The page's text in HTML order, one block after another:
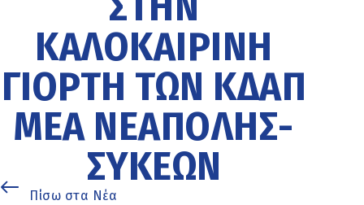
ΚΑΛΟΚΑΙΡΙΝΉ
ΓΙΟΡΤΉ ΤΩΝ ΚΔΑΠ
ΜΕΑ ΝΕΆΠΟΛΗΣ-
ΣΥΚΕΏΝ
Πίσω στα Νέα